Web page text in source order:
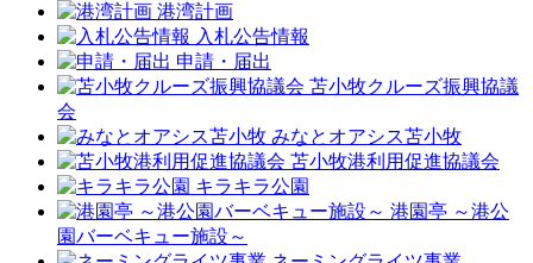
港湾計画
入札公告情報
申請・届出
苫小牧クルーズ振興協議
会
みなとオアシス苫小牧
苫小牧港利用促進協議会
キラキラ公園
港園亭 ～港公
園バーベキュー施設～